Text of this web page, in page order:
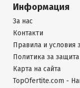
Информация
За нас
Контакти
Правила и условия
Политика за
Карта на сайта
TopOfertite.com -